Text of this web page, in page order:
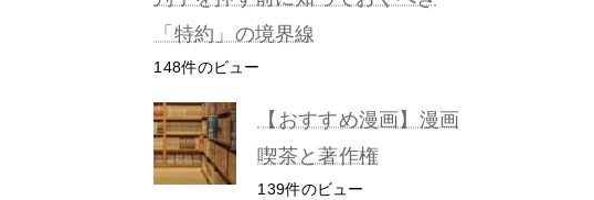
「特約」の境界線
148件のビュー
【おすすめ漫画】漫画
喫茶と著作権
139件のビュー